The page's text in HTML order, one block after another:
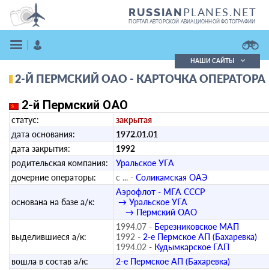
RUSSIANPLANES.NET
ПОРТАЛ АВТОРСКОЙ АВИАЦИОННОЙ ФОТОГРАФИИ
ВОЙТИ
ЗАРЕГИСТРИРОВАТЬСЯ
Поиск фотографий
Кратко
НАШИ САЙТЫ
2-Й ПЕРМСКИЙ ОАО - КАРТОЧКА ОПЕРАТОРА
2-й Пермский ОАО
статус:
закрытая
дата основания:
1972.01.01
дата закрытия:
1992
родительская компания:
Уральское УГА
дочерние операторы:
с ... - Соликамская ОАЭ
основана на базе а/к:
Аэрофлот - МГА СССР
→ Уральское УГА
→ Пермский ОАО
выделившиеся а/к:
1994.07 - Березниковское МАП
1992 - 2-е Пермское АП (Бахаревка)
1994.02 - Кудымкарское ГАП
вошла в состав а/к:
2-е Пермское АП (Бахаревка)